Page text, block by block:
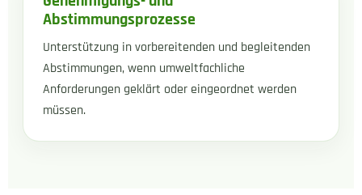
Abstimmungsprozesse
Unterstützung in vorbereitenden und begleitenden
Abstimmungen, wenn umweltfachliche
Anforderungen geklärt oder eingeordnet werden
müssen.